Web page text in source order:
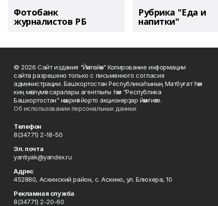
Фотобанк
журналистов РБ
Рубрика "Еда и
напитки"
© 2026 Сайт издания "Йәнтөйәк" Копирование информации
сайта разрешено только с письменного согласия
администрации. Башҡортостан Республикаһының Матбуғат һәм
киң мәғлүмәт саралары агентлығы һәм "Республика
Башкортостан" нәшриәт йорто акционерҙар йәмғиәте.
Об использовании персональных данных
Телефон
8(34771) 2-18-50
Эл. почта
yantiyak@yandex.ru
Адрес
452880, Аскинский район, с. Аскино, ул. Блюхера, 10
Рекламная служба
8(34771) 2-20-60